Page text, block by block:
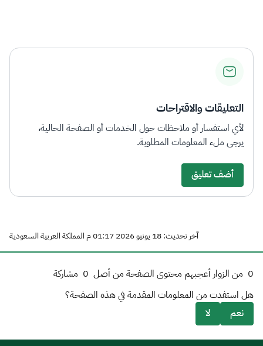
التعليقات والاقتراحات
لأي استفسار أو ملاحظات حول الخدمات أو الصفحة الحالية،
يرجى ملء المعلومات المطلوبة.
أضف تعليق
آخر تحديث: 18 يونيو 2026 01:17 م المملكة العربية السعودية
0 من الزوار أعجبهم محتوى الصفحة من أصل 0 مشاركة
هل استفدت من المعلومات المقدمة في هذه الصفحة؟
نعم
لا